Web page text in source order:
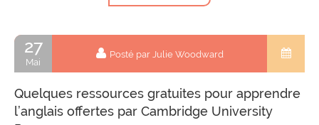
27
Mai
Posté par Julie Woodward
Quelques ressources gratuites pour apprendre
l’anglais offertes par Cambridge University